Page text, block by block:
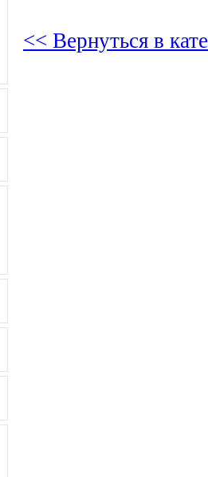
<< Вернуться в